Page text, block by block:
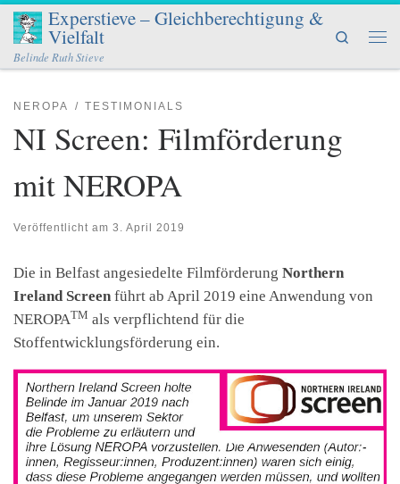
Zum Inhalt springen
Experstieve – Gleichberechtigung &
Vielfalt
Belinde Ruth Stieve
Search
NEROPA TESTIMONIALS
NI Screen: Filmförderung
mit NEROPA
Veröffentlicht am 3. April 2019
Die in Belfast angesiedelte Filmförderung Northern
Ireland Screen führt ab April 2019 eine Anwendung von
NEROPATM als verpflichtend für die
Stoffentwicklungsförderung ein.